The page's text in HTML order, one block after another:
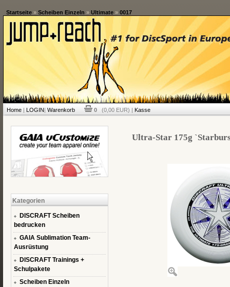
Startseite» Scheiben Einzeln » Ultimate» 0017
Home| LOGIN| Warenkorb 0 (0,00 EUR) | Kasse
Kategorien
DISCRAFT Scheiben
bedrucken
GAIA Sublimation Team-
Ausrüstung
DISCRAFT Trainings +
Schulpakete
Scheiben Einzeln
Ultra-Star 175g